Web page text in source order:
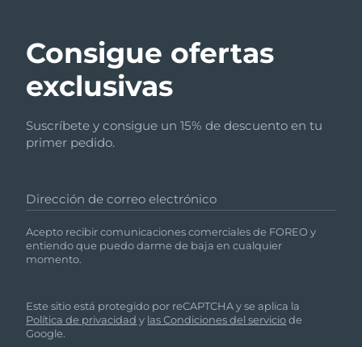
Consigue ofertas
exclusivas
Suscríbete y consigue un 15% de descuento en tu
primer pedido.
Dirección de correo electrónico
Acepto recibir comunicaciones comerciales de FOREO y
entiendo que puedo darme de baja en cualquier
momento.
Este sitio está protegido por reCAPTCHA y se aplica la
Política de privacidad y las Condiciones del serviciode
Google.